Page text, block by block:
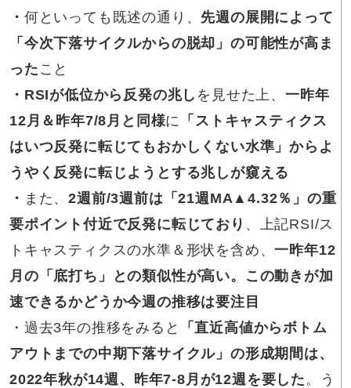
・ 何といっても既述の通り、 先週の展開によって
「今次下落サイクルからの脱却」の可能性が高ま
った こと
・RSIが低位から反発の兆し を見せた上、一昨年
12月＆昨年7/8月と同様に
「ストキャスティクス
はいつ反発に転じてもおかしくない水準」からよ
うやく反発に転じようとする兆しが窺える
・ また、2週前/3週前は「21週MA▲4.32％」の重
要ポイント付近で反発に転じており 、
上記RSI/ス
トキャスティクスの水準＆形状を含め、一昨年12
月の「底打ち」との類似性が高い。この動きが加
速できるかどうか今週の推移は要注目
・ 過去3年の推移をみると
「直近高値からボトム
アウトまでの中期下落サイクル」の形成期間は、
2022年秋が14週、昨年7-8月が12週を要した 。う